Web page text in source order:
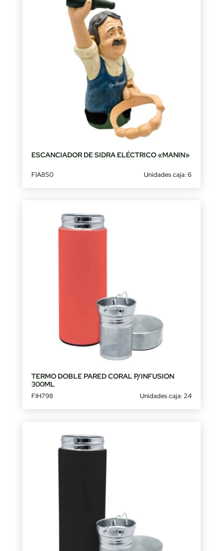
ESCANCIADOR DE SIDRA ELÉCTRICO «MANIN»
FIA850 Unidades caja: 6
TERMO DOBLE PARED CORAL P/INFUSION
300ML
FIH798 Unidades caja: 24